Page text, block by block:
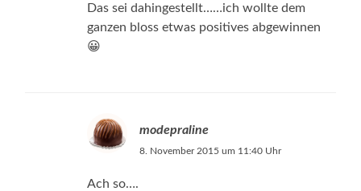
Das sei dahingestellt……ich wollte dem
ganzen bloss etwas positives abgewinnen
😀
modepraline
8. November 2015 um 11:40 Uhr
Ach so….